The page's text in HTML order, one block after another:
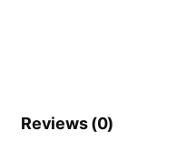
Reviews (0)